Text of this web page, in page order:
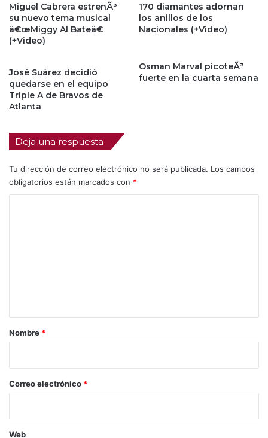
Miguel Cabrera estrenÃ³
su nuevo tema musical
â€œMiggy Al Bateâ€
(+Video)
170 diamantes adornan
los anillos de los
Nacionales (+Video)
José Suárez decidió
quedarse en el equipo
Triple A de Bravos de
Atlanta
Osman Marval picoteÃ³
fuerte en la cuarta semana
Deja una respuesta
Tu dirección de correo electrónico no será publicada. Los campos
obligatorios están marcados con *
r
*
Nombre *
Correo electrónico *
Web